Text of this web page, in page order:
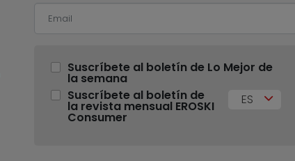
Suscríbete al boletín de Lo Mejor de
la semana
Suscríbete al boletín de
la revista mensual EROSKI
Consumer
ES